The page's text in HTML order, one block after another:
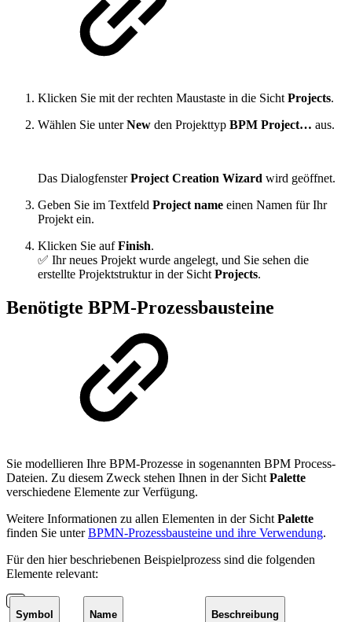
Klicken Sie mit der rechten Maustaste in die Sicht Projects.
Wählen Sie unterNew den Projekttyp BPM Project… aus.
Das DialogfensterProject Creation Wizard wird geöffnet.
Geben Sie im Textfeld Project name einen Namen für Ihr
Projekt ein.
Klicken Sie aufFinish.
✅ Ihr neues Projekt wurde angelegt, und Sie sehen die
erstellte Projektstruktur in der Sicht Projects.
Benötigte BPM-Prozessbausteine
Sie modellieren Ihre BPM-Prozesse in sogenannten BPM Process-
Dateien. Zu diesem Zweck stehen Ihnen in der Sicht Palette
verschiedene Elemente zur Verfügung.
Weitere Informationen zu allen Elementen in der Sicht Palette
finden Sie unterBPMN-Prozessbausteine und ihre Verwendung.
Für den hier beschriebenen Beispielprozess sind die folgenden
Elemente relevant:
Symbol Name Beschreibung